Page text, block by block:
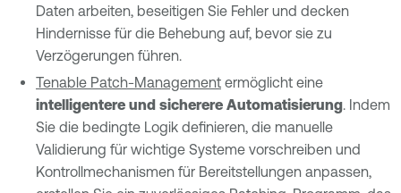
Daten arbeiten, beseitigen Sie Fehler und decken
Hindernisse für die Behebung auf, bevor sie zu
Verzögerungen führen.
Tenable Patch-Management ermöglicht eine
intelligentere und sicherere Automatisierung. Indem
Sie die bedingte Logik definieren, die manuelle
Validierung für wichtige Systeme vorschreiben und
Kontrollmechanismen für Bereitstellungen anpassen,